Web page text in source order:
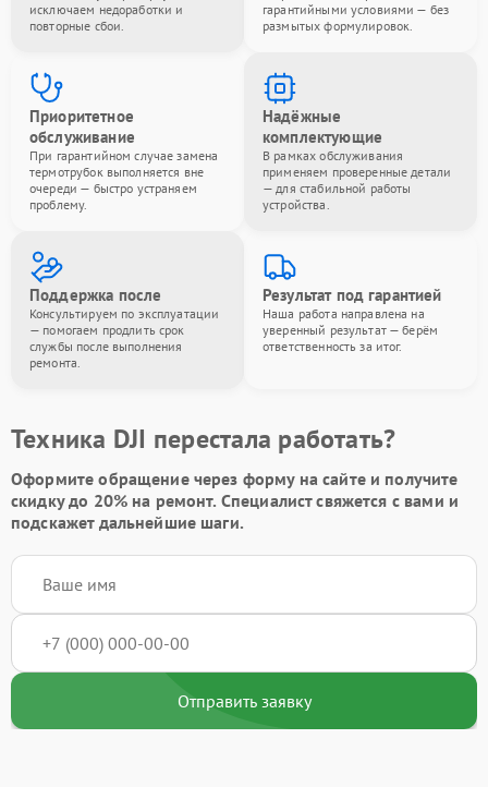
исключаем недоработки и
повторные сбои.
гарантийными условиями — без
размытых формулировок.
Приоритетное
обслуживание
При гарантийном случае замена
термотрубок выполняется вне
очереди — быстро устраняем
проблему.
Надёжные
комплектующие
В рамках обслуживания
применяем проверенные детали
— для стабильной работы
устройства.
Поддержка после
Консультируем по эксплуатации
— помогаем продлить срок
службы после выполнения
ремонта.
Результат под гарантией
Наша работа направлена на
уверенный результат — берём
ответственность за итог.
Техника DJI перестала работать?
Оформите обращение через форму на сайте и получите
скидку до 20%на ремонт. Специалист свяжется с вами и
подскажет дальнейшие шаги.
Отправить заявку